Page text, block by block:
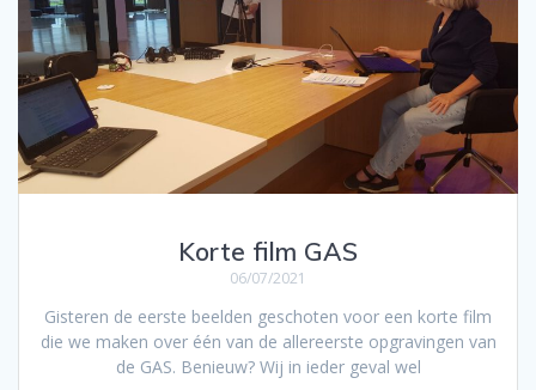
Korte film GAS
06/07/2021
Gisteren de eerste beelden geschoten voor een korte film
die we maken over één van de allereerste opgravingen van
de GAS. Benieuw? Wij in ieder geval wel